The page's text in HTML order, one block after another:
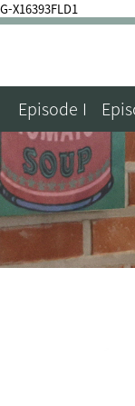
G-X16393FLD1
Episode I